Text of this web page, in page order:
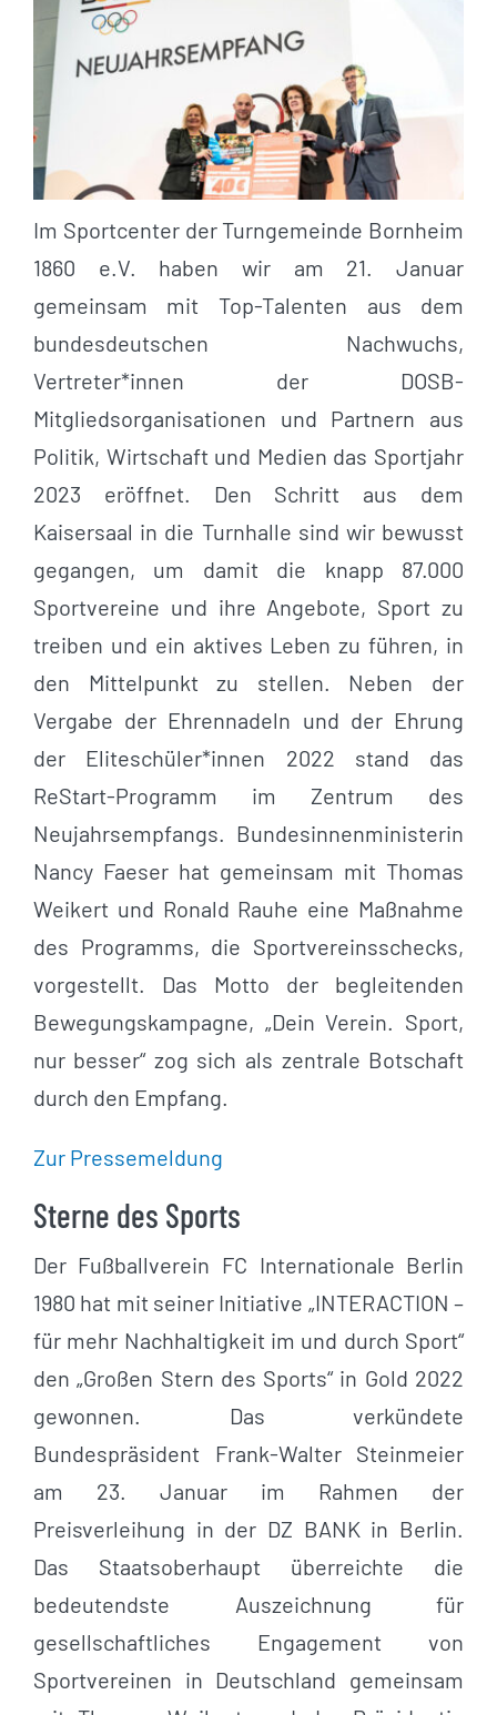
Im Sportcenter der Turngemeinde Bornheim
1860 e.V. haben wir am 21. Januar
gemeinsam mit Top-Talenten aus dem
bundesdeutschen Nachwuchs,
Vertreter*innen der DOSB-
Mitgliedsorganisationen und Partnern aus
Politik, Wirtschaft und Medien das Sportjahr
2023 eröffnet. Den Schritt aus dem
Kaisersaal in die Turnhalle sind wir bewusst
gegangen, um damit die knapp 87.000
Sportvereine und ihre Angebote, Sport zu
treiben und ein aktives Leben zu führen, in
den Mittelpunkt zu stellen. Neben der
Vergabe der Ehrennadeln und der Ehrung
der Eliteschüler*innen 2022 stand das
ReStart-Programm im Zentrum des
Neujahrsempfangs. Bundesinnenministerin
Nancy Faeser hat gemeinsam mit Thomas
Weikert und Ronald Rauhe eine Maßnahme
des Programms, die Sportvereinsschecks,
vorgestellt. Das Motto der begleitenden
Bewegungskampagne, „Dein Verein. Sport,
nur besser“ zog sich als zentrale Botschaft
durch den Empfang.
Zur Pressemeldung
Sterne des Sports
Der Fußballverein FC Internationale Berlin
1980 hat mit seiner Initiative „INTERACTION –
für mehr Nachhaltigkeit im und durch Sport“
den „Großen Stern des Sports“ in Gold 2022
gewonnen. Das verkündete
Bundespräsident Frank-Walter Steinmeier
am 23. Januar im Rahmen der
Preisverleihung in der DZ BANK in Berlin.
Das Staatsoberhaupt überreichte die
bedeutendste Auszeichnung für
gesellschaftliches Engagement von
Sportvereinen in Deutschland gemeinsam